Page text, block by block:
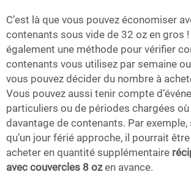
C’est là que vous pouvez économiser
contenants sous vide de 32 oz en gros !
également une méthode pour vérifier
contenants vous utilisez par semaine
vous pouvez décider du nombre à
Vous pouvez aussi tenir compte
particuliers ou de périodes chargées
davantage de contenants. Par exemple,
qu’un jour férié approche, il pourrait être
acheter en quantité supplémentaire
avec couvercles 8 ozen avance.